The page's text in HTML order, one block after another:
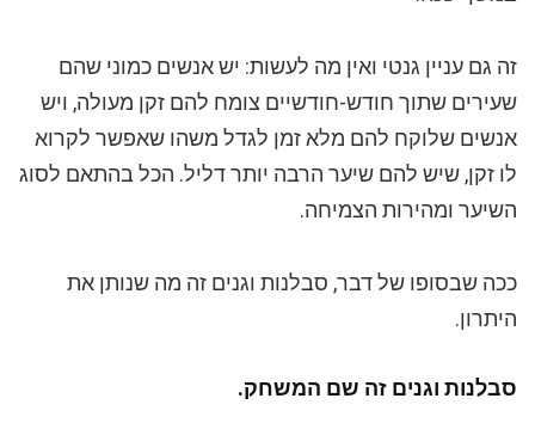
זה גם עניין גנטי ואין מה לעשות: יש אנשים כמוני שהם
שעירים שתוך חודש-חודשיים צומח להם זקן מעולה, ויש
אנשים שלוקח להם מלא זמן לגדל משהו שאפשר לקרוא
לו זקן, שיש להם שיער הרבה יותר דליל. הכל בהתאם לסוג
השיער ומהירות הצמיחה.
ככה שבסופו של דבר, סבלנות וגנים זה מה שנותן את
היתרון.
סבלנות וגנים זה שם המשחק.